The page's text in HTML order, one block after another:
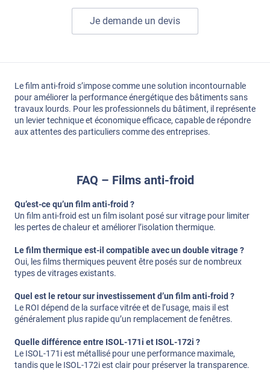
Je demande un devis
Le film anti-froid s’impose comme une solution incontournable
pour améliorer la performance énergétique des bâtiments sans
travaux lourds. Pour les professionnels du bâtiment, il représente
un levier technique et économique efficace, capable de répondre
aux attentes des particuliers comme des entreprises.
FAQ – Films anti-froid
Qu’est-ce qu’un film anti-froid ?
Un film anti-froid est un film isolant posé sur vitrage pour limiter
les pertes de chaleur et améliorer l’isolation thermique.
Le film thermique est-il compatible avec un double vitrage ?
Oui, les films thermiques peuvent être posés sur de nombreux
types de vitrages existants.
Quel est le retour sur investissement d’un film anti-froid ?
Le ROI dépend de la surface vitrée et de l’usage, mais il est
généralement plus rapide qu’un remplacement de fenêtres.
Quelle différence entre ISOL-171i et ISOL-172i ?
Le ISOL-171i est métallisé pour une performance maximale,
tandis que le ISOL-172i est clair pour préserver la transparence.